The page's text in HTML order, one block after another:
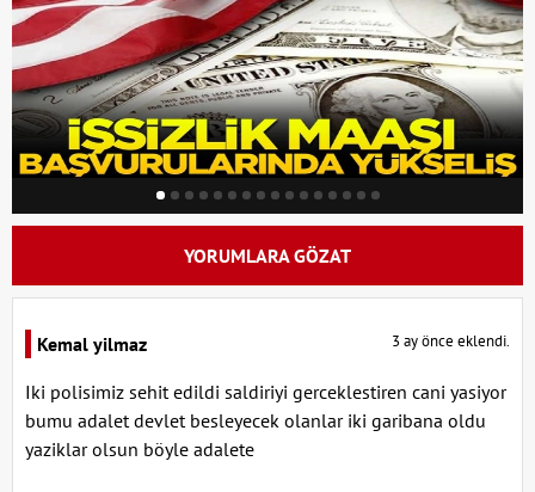
YORUMLARA GÖZAT
Kemal yilmaz 3 ay önce eklendi.
Iki polisimiz sehit edildi saldiriyi gerceklestiren cani yasiyor
bumu adalet devlet besleyecek olanlar iki garibana oldu
yaziklar olsun böyle adalete